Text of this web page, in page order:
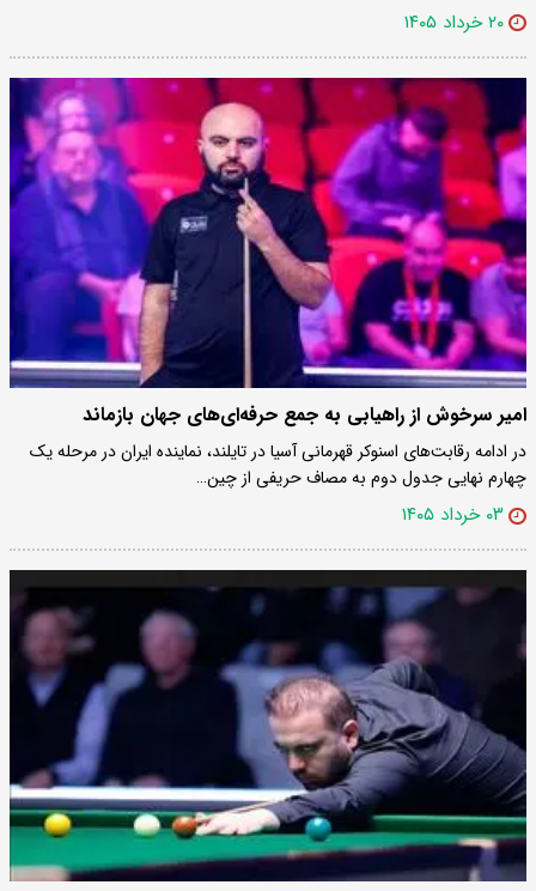
۲۰ خرداد ۱۴۰۵
امیر سرخوش از راهیابی به جمع حرفه‌ای‌های جهان بازماند
در ادامه رقابت‌های اسنوکر قهرمانی آسیا در تایلند، نماینده ایران در مرحله یک
چهارم نهایی جدول دوم به مصاف حریفی از چین…
۰۳ خرداد ۱۴۰۵